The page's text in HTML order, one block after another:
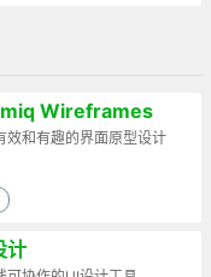
Wireframes
效和有趣的界面原型设计
计